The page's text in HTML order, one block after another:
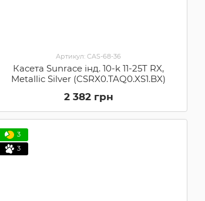
Артикул: CAS-68-36
Касета Sunrace інд. 10-k 11-25T RX,
Metallic Silver (CSRX0.TAQ0.XS1.BX)
2 382 грн
3
3